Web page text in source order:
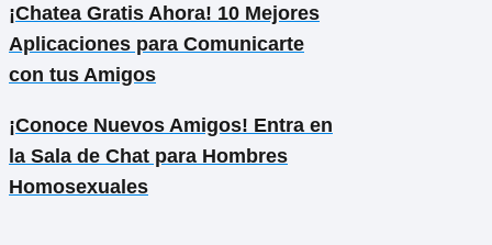
¡Chatea Gratis Ahora! 10 Mejores
Aplicaciones para Comunicarte
con tus Amigos
¡Conoce Nuevos Amigos! Entra en
la Sala de Chat para Hombres
Homosexuales